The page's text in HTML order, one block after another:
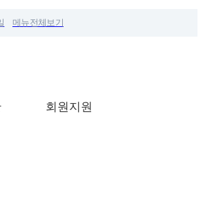
메뉴전체보기
회원지원